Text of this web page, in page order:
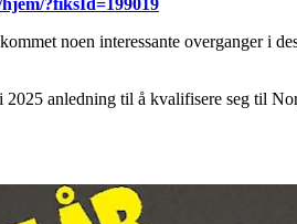
noen interessante overganger i
anledning til å kvalifisere seg til